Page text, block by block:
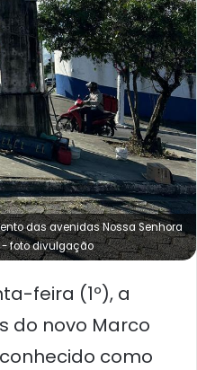
das avenidas Nossa Senhora
- foto divulgação
feira (1º), a
do novo Marco
como